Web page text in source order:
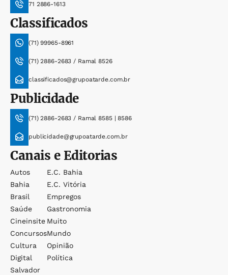
71 2886-1613
Classificados
(71) 99965-8961
(71) 2886-2683 / Ramal 8526
classificados@grupoatarde.com.br
Publicidade
(71) 2886-2683 / Ramal 8585 | 8586
publicidade@grupoatarde.com.br
Canais e Editorias
Autos
Bahia
Brasil
Saúde
Cineinsite
Concursos
Cultura
Digital
Salvador
E.c. Bahia
E.c. Vitória
Empregos
Gastronomia
Muito
Mundo
Opinião
Política